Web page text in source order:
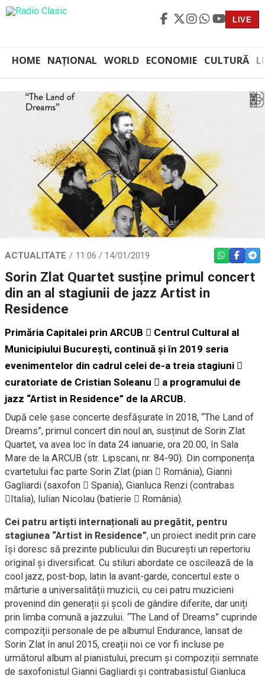
LIVE
HOME NAȚIONAL WORLD ECONOMIE CULTURĂ
ACTUALITATE 11:06 / 14/01/2019 WHATSAPP
Sorin Zlat Quartet susține primul concert
din an al stagiunii de jazz Artist in
Residence
Primăria Capitalei prin ARCUB  Centrul Cultural al
Municipiului București, continuă și în 2019 seria
evenimentelor din cadrul celei de-a treia stagiuni 
curatoriate de Cristian Soleanu  a programului de
jazz “Artist in Residence” de la ARCUB.
După cele șase concerte desfășurate în 2018, “The Land of
Dreams”, primul concert din noul an, susținut de Sorin Zlat
Quartet, va avea loc în data 24 ianuarie, ora 20.00, în Sala
Mare de la ARCUB (str. Lipscani, nr. 84-90). Din componența
cvartetului fac parte Sorin Zlat (pian  România), Gianni
Gagliardi (saxofon  Spania), Gianluca Renzi (contrabas
Italia), Iulian Nicolau (batierie  România).
Cei patru artiști internaționali au pregătit, pentru
stagiunea “Artist in Residence”, un proiect inedit prin care
își doresc să prezinte publicului din București un repertoriu
original și diversificat. Cu stiluri abordate ce oscilează de la
cool jazz, post-bop, latin la avant-garde, concertul este o
mărturie a universalității muzicii, cu cei patru muzicieni
provenind din generații și școli de gândire diferite, dar uniți
prin limba comună a jazzului. “The Land of Dreams” cuprinde
compoziții personale de pe albumul Endurance, lansat de
Sorin Zlat în anul 2015, creații noi ce vor fi incluse pe
următorul album al pianistului, precum și compoziții semnate
de saxofonistul Gianni Gagliardi și contrabasistul Gianluca